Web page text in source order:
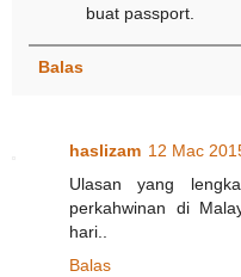
buat passport.
Balas
haslizam 12 Mac
Ulasan yang
perkahwinan di
hari..
Balas